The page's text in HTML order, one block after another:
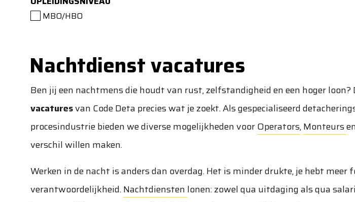
MBO/HBO
Nachtdienst vacatures
Ben jij een nachtmens die houdt van rust, zelfstandigheid en een hoger loon?
vacaturesvan Code Deta precies wat je zoekt. Als gespecialiseerd
procesindustriebieden we diverse mogelijkheden voorOperators,Monteurs
verschil willen maken.
Werken in de nacht is anders dan overdag. Het is minder drukte, je hebt meer
verantwoordelijkheid.Nachtdiensten lonen: zowel qua uitdaging als qua